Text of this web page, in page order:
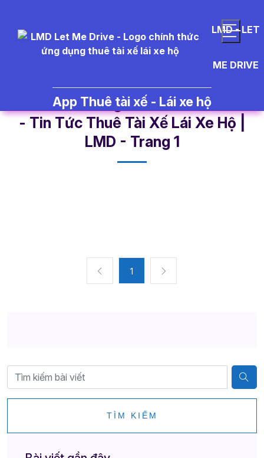
LMD - LET
ME DRIVE
App Thuê tài xế - Lái xe hộ
- Tin Tức Thuê Tài Xế Lái Xe Hộ |
LMD - Trang 1​
1
TÌM KIẾM